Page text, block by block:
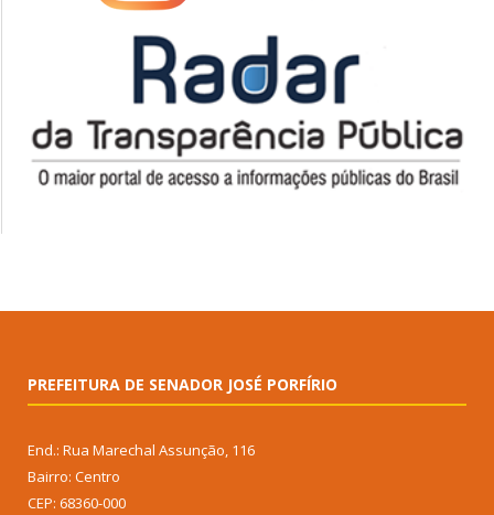
PREFEITURA DE SENADOR JOSÉ PORFÍRIO
End.: Rua Marechal Assunção, 116
Bairro: Centro
CEP: 68360-000